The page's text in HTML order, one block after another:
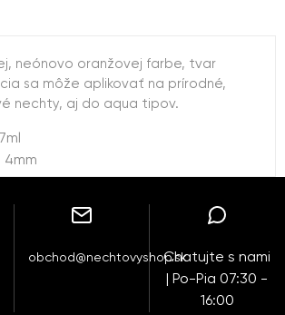
neónovo oranžovej farbe, tvar
sa môže aplikovať na prírodné,
nechty, aj do aqua tipov.
4mm
obchod@nechtovyshop.skChatujte s nami
| Po-Pia 07:30 -
16:00